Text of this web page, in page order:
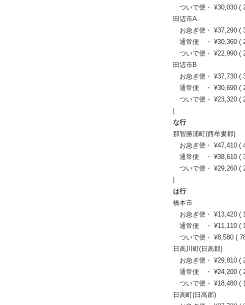
ついで便・ ¥30,030
田辺市A
お急ぎ便・ ¥37,290
通常便 ・ ¥30,360 (
ついで便・ ¥22,990
田辺市B
お急ぎ便・ ¥37,730
通常便 ・ ¥30,690 (
ついで便・ ¥23,320
な行
那智勝浦町(西牟婁郡)
お急ぎ便・ ¥47,410
通常便 ・ ¥38,610 (
ついで便・ ¥29,260
は行
橋本市
お急ぎ便・ ¥13,420
通常便 ・ ¥11,110 (
ついで便・ ¥8,580 (
日高川町(日高郡)
お急ぎ便・ ¥29,810
通常便 ・ ¥24,200 (
ついで便・ ¥18,480
日高町(日高郡)